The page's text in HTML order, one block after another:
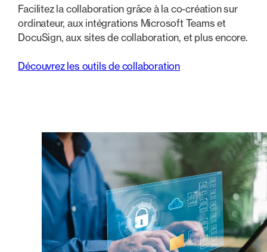
Facilitez la collaboration grâce à la co-création sur
ordinateur, aux intégrations Microsoft Teams et
DocuSign, aux sites de collaboration, et plus encore.
Découvrez les outils de collaboration